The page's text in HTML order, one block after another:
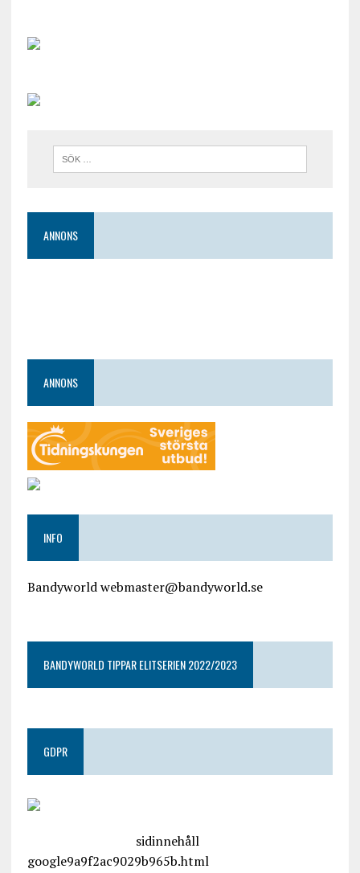
ANNONS
ANNONS
INFO
Bandyworld webmaster@bandyworld.se
BANDYWORLD TIPPAR ELITSERIEN 2022/2023
GDPR
sidinnehåll
google9a9f2ac9029b965b.html